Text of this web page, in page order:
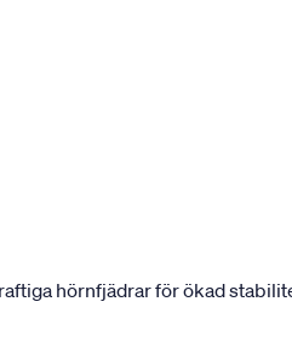
hörnfjädrar för ökad